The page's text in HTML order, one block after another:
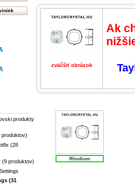
produkty
produktov)
(28
(9 produktov)
(31
zväčšiť obrázok
Ak
Rhodium